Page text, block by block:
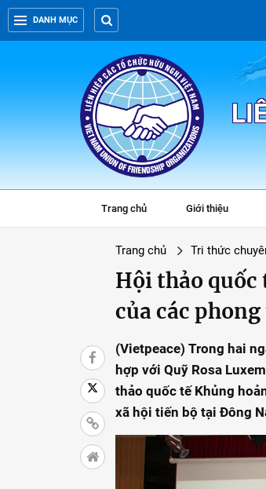
DANH MỤC
Trang chủ Giới thiệu
Trang chủ Tri thức
Hội thảo quốc
của các
(Vietpeace) Trong hai
hợp với Quỹ Rosa
thảo quốc tế Khủng
xã hội tiến bộ tại Đông